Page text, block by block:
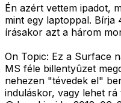
Én azért vettem ipadot,
mint egy laptoppal. Bírja
írásakor azt a három
On Topic: Ez a Surface
MS féle billentyûzet
nehezen "tévedek el"
induláskor, vagy lehet